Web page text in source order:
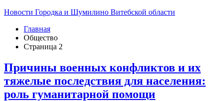
Новости Городка и Шумилино Витебской области
Главная
Общество
Страница 2
Причины военных конфликтов и их
тяжелые последствия для населения:
роль гуманитарной помощи